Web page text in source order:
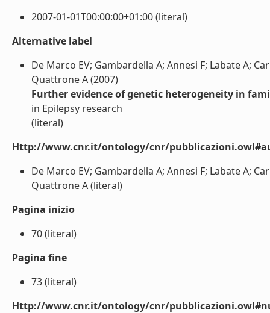
2007-01-01T00:00:00+01:00 (literal)
Alternative label
De Marco EV; Gambardella A; Annesi F; Labate A;
Quattrone A (2007)
Further evidence of genetic heterogeneity in
in Epilepsy research
(literal)
Http://www.cnr.it/ontology/cnr/
De Marco EV; Gambardella A; Annesi F; Labate A;
Quattrone A (literal)
Pagina inizio
70 (literal)
Pagina fine
73 (literal)
Http://www.cnr.it/ontology/cnr/